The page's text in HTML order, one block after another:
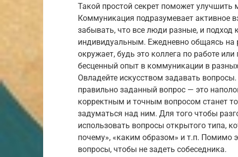
Такой простой секрет поможет
Коммуникация подразумевает активное
забывать, что все люди разные, и
индивидуальным. Ежедневно общаясь на
окружает, будь это коллега по работе
бесценный опыт в коммуникации в
Овладейте искусством задавать
правильно заданный вопрос — это
корректным и точным вопросом станет
задуматься над ним. Для того чтобы
использовать вопросы открытого типа,
почему», «каким образом» и т.п. Помимо
вопросы, чтобы не задеть собеседника.